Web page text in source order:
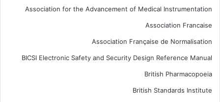
Association for the Advancement of Medical Instrumentation
Association Francaise
Association Française de Normalisation
BICSI Electronic Safety and Security Design Reference Manual
British Pharmacopoeia
British Standards Institute